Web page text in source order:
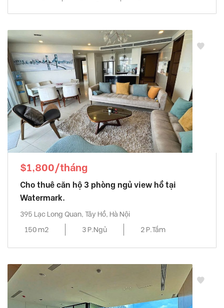
$1,800/tháng
Cho thuê căn hộ 3 phòng ngủ view hồ tại
Watermark.
395 Lạc Long Quan, Tây Hồ, Hà Nội
150 m2
3 P.Ngủ 2 P.Tắm